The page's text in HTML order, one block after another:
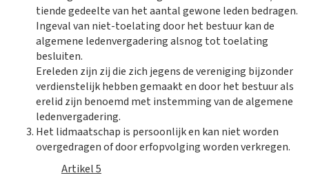
tiende gedeelte van het aantal gewone leden bedragen.
Ingeval van niet-toelating door het bestuur kan de
algemene ledenvergadering alsnog tot toelating
besluiten.
Ereleden zijn zij die zich jegens de vereniging bijzonder
verdienstelijk hebben gemaakt en door het bestuur als
erelid zijn benoemd met instemming van de algemene
ledenvergadering.
Het lidmaatschap is persoonlijk en kan niet worden
overgedragen of door erfopvolging worden verkregen.
Artikel 5